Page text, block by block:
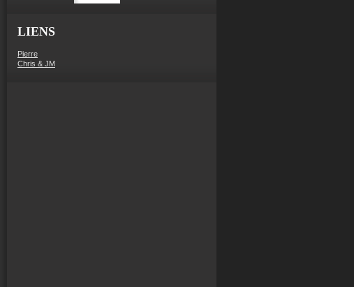
LIENS
Pierre
Chris & JM